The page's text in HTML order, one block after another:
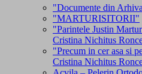
"Documente din
"MARTURISITORII"
"Parintele Justin
Cristina Nichitus
"Precum in cer asa si
Cristina Nichitus